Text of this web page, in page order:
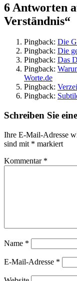
6 Antworten
Verständnis“
Pingback: Die
Pingback: Die
Pingback: Das
Pingback:
Worte.de
Pingback:
Pingback:
Schreiben Sie
Ihre E-Mail-Adresse
sind mit * markiert
Kommentar *
Name *
E-Mail-Adresse *